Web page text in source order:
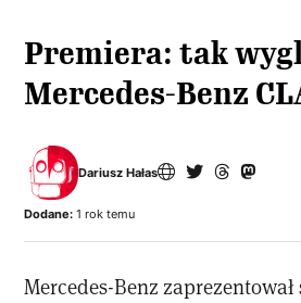
Premiera: tak
Mercedes-Benz
Dariusz Hałas
Dodane: 1 rok temu
Mercedes-Benz